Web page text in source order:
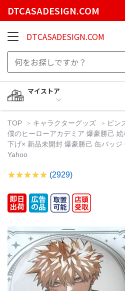
DTCASADESIGN.COM
DTCASADESIGN.COM
マイストア
TOP キャラクターグッズ
ピン
僕のヒーローアカデミア 爆豪勝己
下げ× 新品未開封 爆豪勝己 缶バッジ
Yahoo
(2929)